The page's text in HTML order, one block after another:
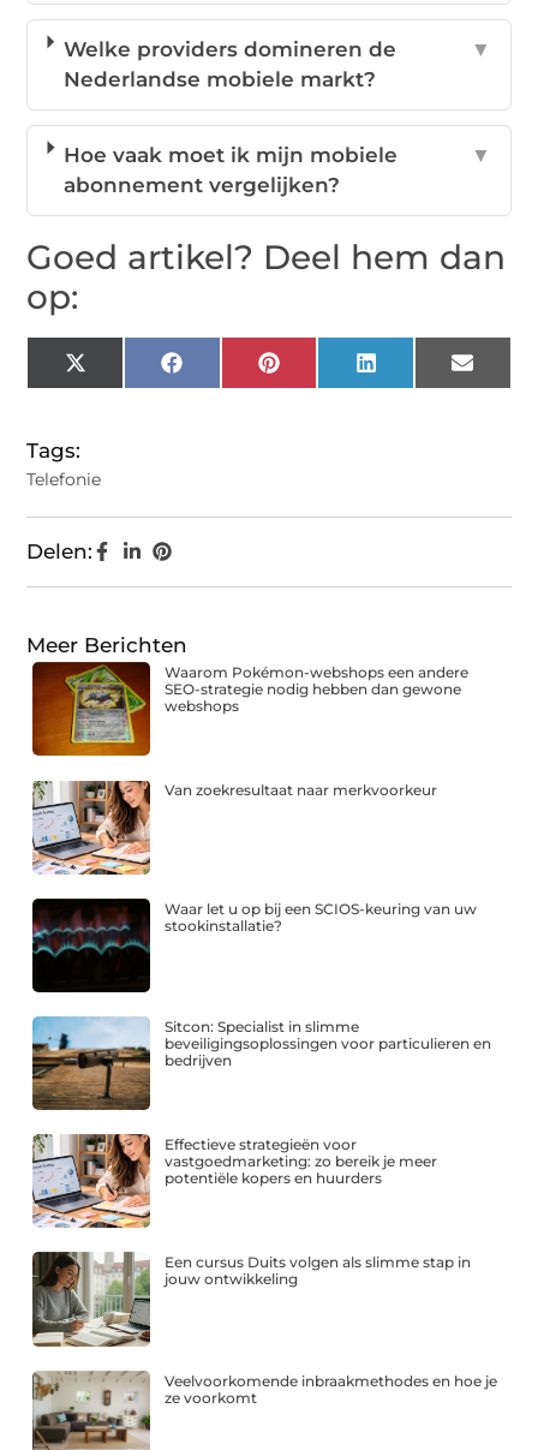
Welke providers domineren de
Nederlandse mobiele markt?
▼
Hoe vaak moet ik mijn mobiele
abonnement vergelijken?
▼
Goed artikel? Deel hem dan
op:
X
(Twitter)
FacebookPinterestLinkedIn Email
Tags:
Telefonie
Delen:
Meer Berichten
Waarom Pokémon-webshops een andere
SEO-strategie nodig hebben dan gewone
webshops
Van zoekresultaat naar merkvoorkeur
Waar let u op bij een SCIOS-keuring van uw
stookinstallatie?
Sitcon: Specialist in slimme
beveiligingsoplossingen voor particulieren en
bedrijven
Effectieve strategieën voor
vastgoedmarketing: zo bereik je meer
potentiële kopers en huurders
Een cursus Duits volgen als slimme stap in
jouw ontwikkeling
Veelvoorkomende inbraakmethodes en hoe je
ze voorkomt